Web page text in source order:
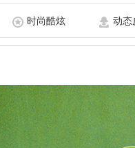
时尚酷炫 动态